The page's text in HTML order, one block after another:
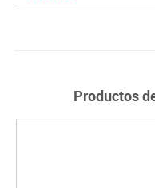
Productos